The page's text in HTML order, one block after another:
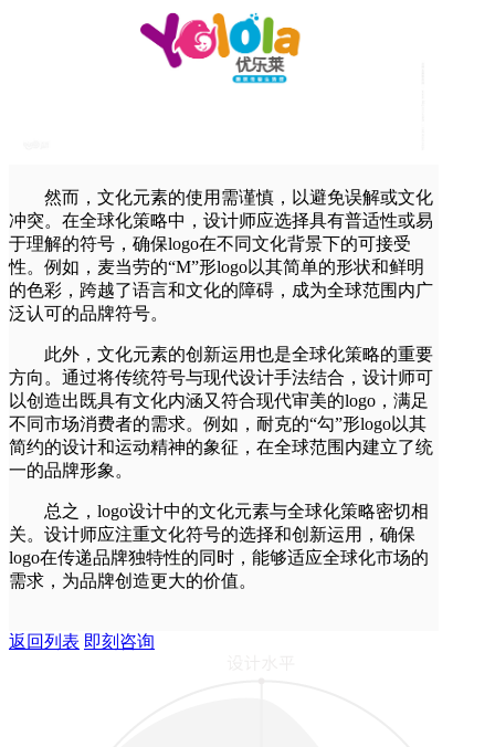
然而，文化元素的使用需谨慎，以避免误解或文化
冲突。在全球化策略中，设计师应选择具有普适性或易
于理解的符号，确保logo在不同文化背景下的可接受
性。例如，麦当劳的“M”形logo以其简单的形状和鲜明
的色彩，跨越了语言和文化的障碍，成为全球范围内广
泛认可的品牌符号。
此外，文化元素的创新运用也是全球化策略的重要
方向。通过将传统符号与现代设计手法结合，设计师可
以创造出既具有文化内涵又符合现代审美的logo，满足
不同市场消费者的需求。例如，耐克的“勾”形logo以其
简约的设计和运动精神的象征，在全球范围内建立了统
一的品牌形象。
总之，logo设计中的文化元素与全球化策略密切相
关。设计师应注重文化符号的选择和创新运用，确保
logo在传递品牌独特性的同时，能够适应全球化市场的
需求，为品牌创造更大的价值。
返回列表 即刻咨询